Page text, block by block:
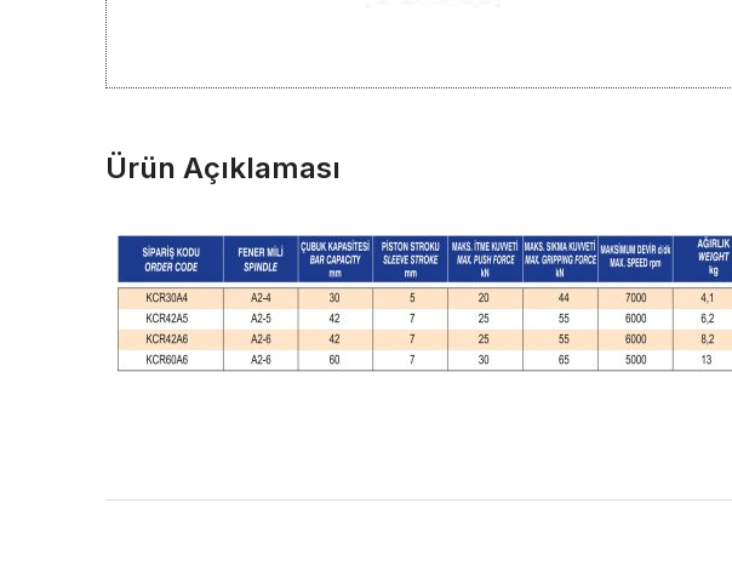
Ürün Açıklaması